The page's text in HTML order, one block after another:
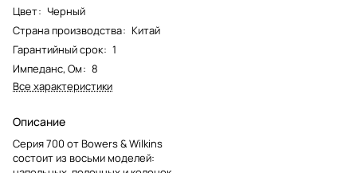
Цвет: Черный
Страна производства: Китай
Гарантийный срок: 1
Импеданс, Ом: 8
Все характеристики
Описание
Серия 700 от Bowers & Wilkins
состоит из восьми моделей: